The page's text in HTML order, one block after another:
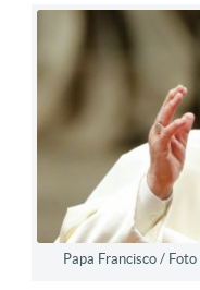
Papa Francisco /